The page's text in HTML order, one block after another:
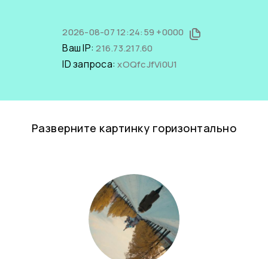
2026-08-07 12:24:59 +0000
Ваш IP:216.73.217.60
ID запроса:xOQfcJfVi0U1
Разверните картинку горизонтально